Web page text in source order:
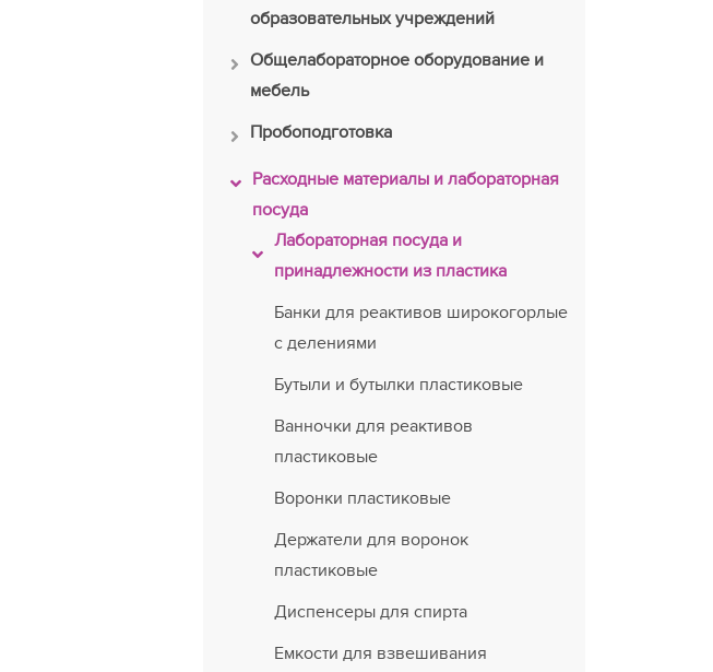
образовательных учреждений
Общелабораторное оборудование и
мебель
Пробоподготовка
Расходные материалы и лабораторная
посуда
Лабораторная посуда и
принадлежности из пластика
Банки для реактивов широкогорлые
с делениями
Бутыли и бутылки пластиковые
Ванночки для реактивов
пластиковые
Воронки пластиковые
Держатели для воронок
пластиковые
Диспенсеры для спирта
Емкости для взвешивания